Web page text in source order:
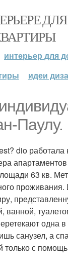
интерьер для
идеи
Паулу.
dio работала
63 кв.
ванной,
одна в
санузел, а
только с